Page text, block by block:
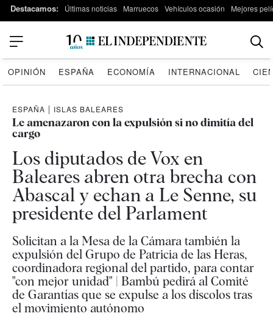
Destacamos: Últimas noticias Marruecos Vehículos ocasión Mejores
OPINIÓN ESPAÑA ECONOMÍA INTERNACIONAL
ESPAÑA | ISLAS BALEARES
Le amenazaron con la expulsión si no dimitía del
cargo
Los diputados de Vox en
Baleares abren otra brecha con
Abascal y echan a Le Senne, su
presidente del Parlament
Solicitan a la Mesa de la Cámara también la
expulsión del Grupo de Patricia de las Heras,
coordinadora regional del partido, para contar
"con mejor unidad" | Bambú pedirá al Comité
de Garantías que se expulse a los díscolos tras
el movimiento autónomo